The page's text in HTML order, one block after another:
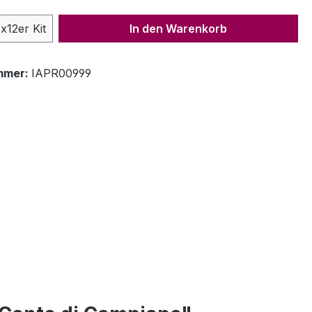
Anzahl: Gib den gewünschten Wert
x12er Kit In den Warenkorb
IAPR00999